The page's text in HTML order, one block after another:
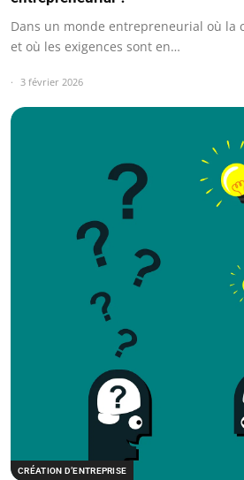
Dans un monde entrepreneurial où la
et où les exigences sont en…
3 février 2026
CRÉATION D’ENTREPRISE